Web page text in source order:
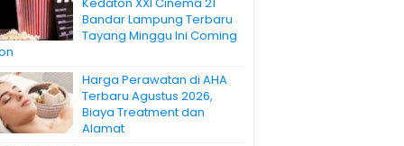
Bandar Lampung Terbaru
Tayang Minggu Ini Coming
Harga Perawatan di AHA
Terbaru Agustus 2026,
Biaya Treatment dan
Alamat